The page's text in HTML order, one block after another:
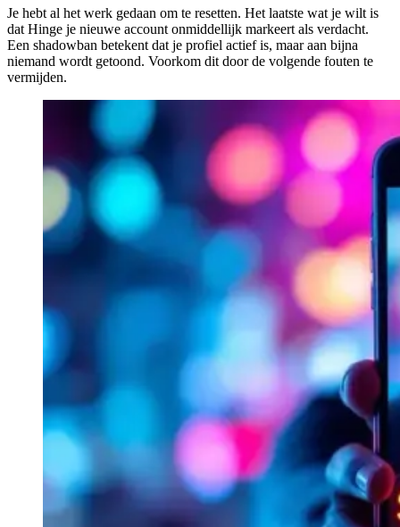
Je hebt al het werk gedaan om te resetten. Het laatste wat je wilt is
dat Hinge je nieuwe account onmiddellijk markeert als verdacht.
Een shadowban betekent dat je profiel actief is, maar aan bijna
niemand wordt getoond. Voorkom dit door de volgende fouten te
vermijden.